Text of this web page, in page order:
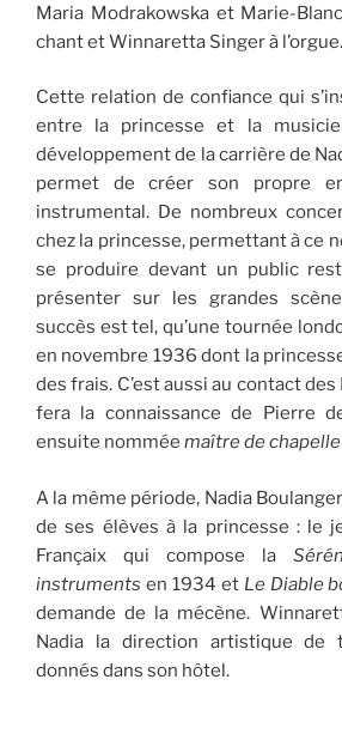
Maria Modrakowska et Marie-
chant et Winnaretta Singer à l’orgue.
Cette relation de confiance qui
entre la princesse et la
développement de la carrière de
permet de créer son propre
instrumental. De nombreux
chez la princesse, permettant à ce
se produire devant un public
présenter sur les grandes
succès est tel, qu’une tournée
en novembre 1936 dont la
des frais. C’est aussi au contact
fera la connaissance de Pierre
ensuite nommée maître de chapelle
A la même période, Nadia
de ses élèves à la princesse : le
Françaix qui compose la
instruments en 1934 et Le Diable
demande de la mécène.
Nadia la direction artistique de
donnés dans son hôtel.